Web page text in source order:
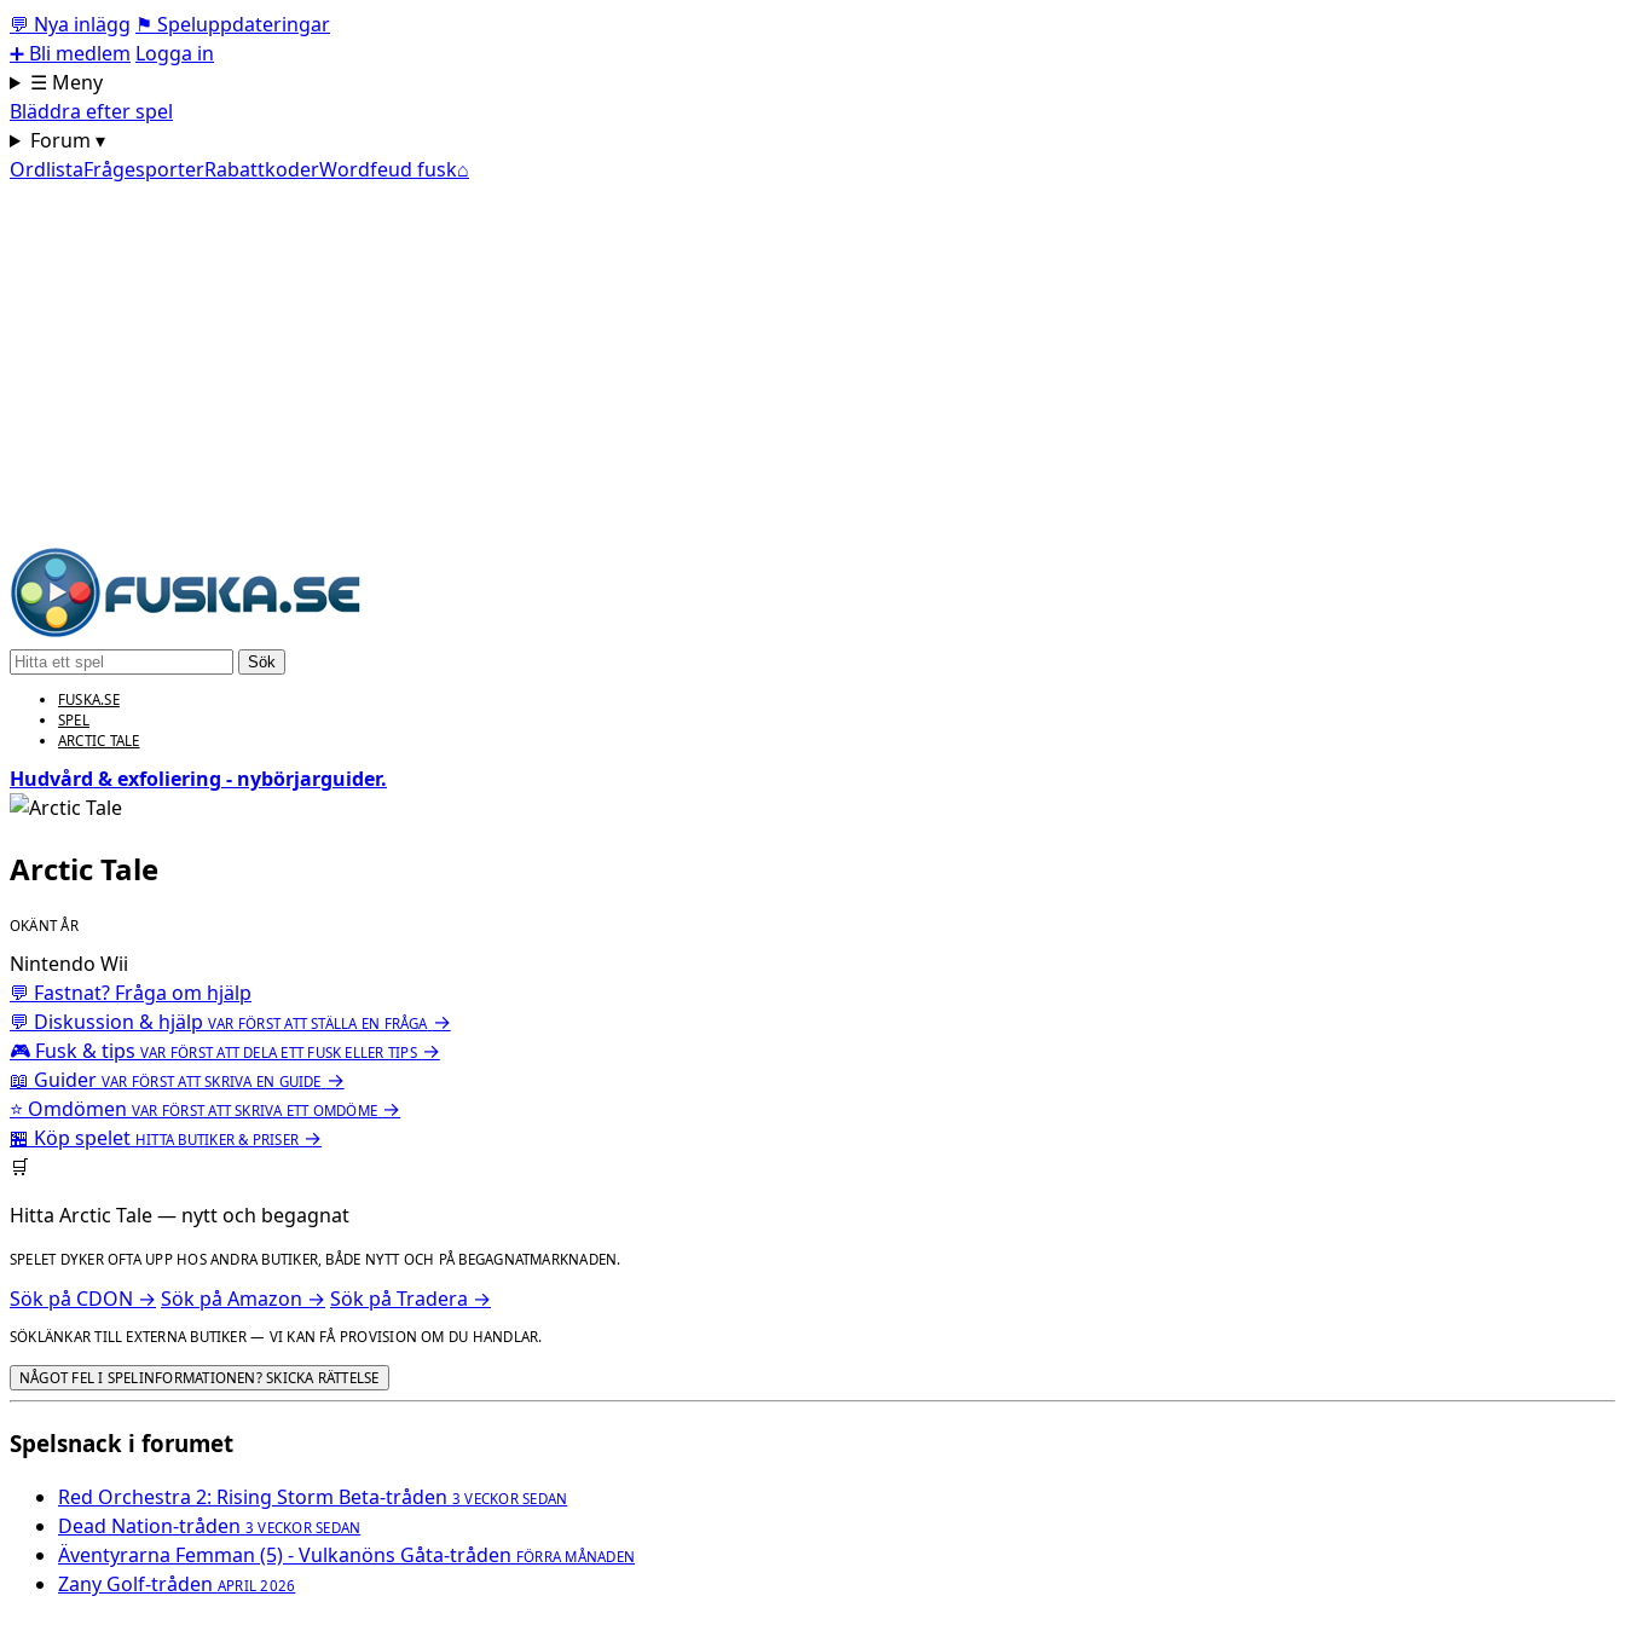
💬 Nya inlägg ⚑ Speluppdateringar
➕ Bli medlem Logga in
☰ Meny
Bläddra efter spel
Forum ▾
OrdlistaFrågesporterRabattkoderWordfeud fusk⌂
Sök
FUSKA.SE
SPEL
ARCTIC TALE
Hudvård & exfoliering - nybörjarguider.
Arctic Tale
OKÄNT ÅR
Nintendo Wii
💬 Fastnat? Fråga om hjälp
💬 Diskussion & hjälp VAR FÖRST ATT STÄLLA EN FRÅGA →
🎮 Fusk & tips VAR FÖRST ATT DELA ETT FUSK ELLER TIPS →
📖 Guider VAR FÖRST ATT SKRIVA EN GUIDE →
⭐ Omdömen VAR FÖRST ATT SKRIVA ETT OMDÖME →
🏪 Köp spelet HITTA BUTIKER & PRISER →
🛒
Hitta Arctic Tale — nytt och begagnat
SPELET DYKER OFTA UPP HOS ANDRA BUTIKER, BÅDE NYTT OCH PÅ BEGAGNATMARKNADEN.
Sök på CDON → Sök på Amazon → Sök på Tradera →
SÖKLÄNKAR TILL EXTERNA BUTIKER — VI KAN FÅ PROVISION OM DU HANDLAR.
NÅGOT FEL I SPELINFORMATIONEN? SKICKA RÄTTELSE
Spelsnack i forumet
Red Orchestra 2: Rising Storm Beta-tråden 3 VECKOR SEDAN
Dead Nation-tråden 3 VECKOR SEDAN
Äventyrarna Femman (5) - Vulkanöns Gåta-tråden FÖRRA MÅNADEN
Zany Golf-tråden APRIL 2026